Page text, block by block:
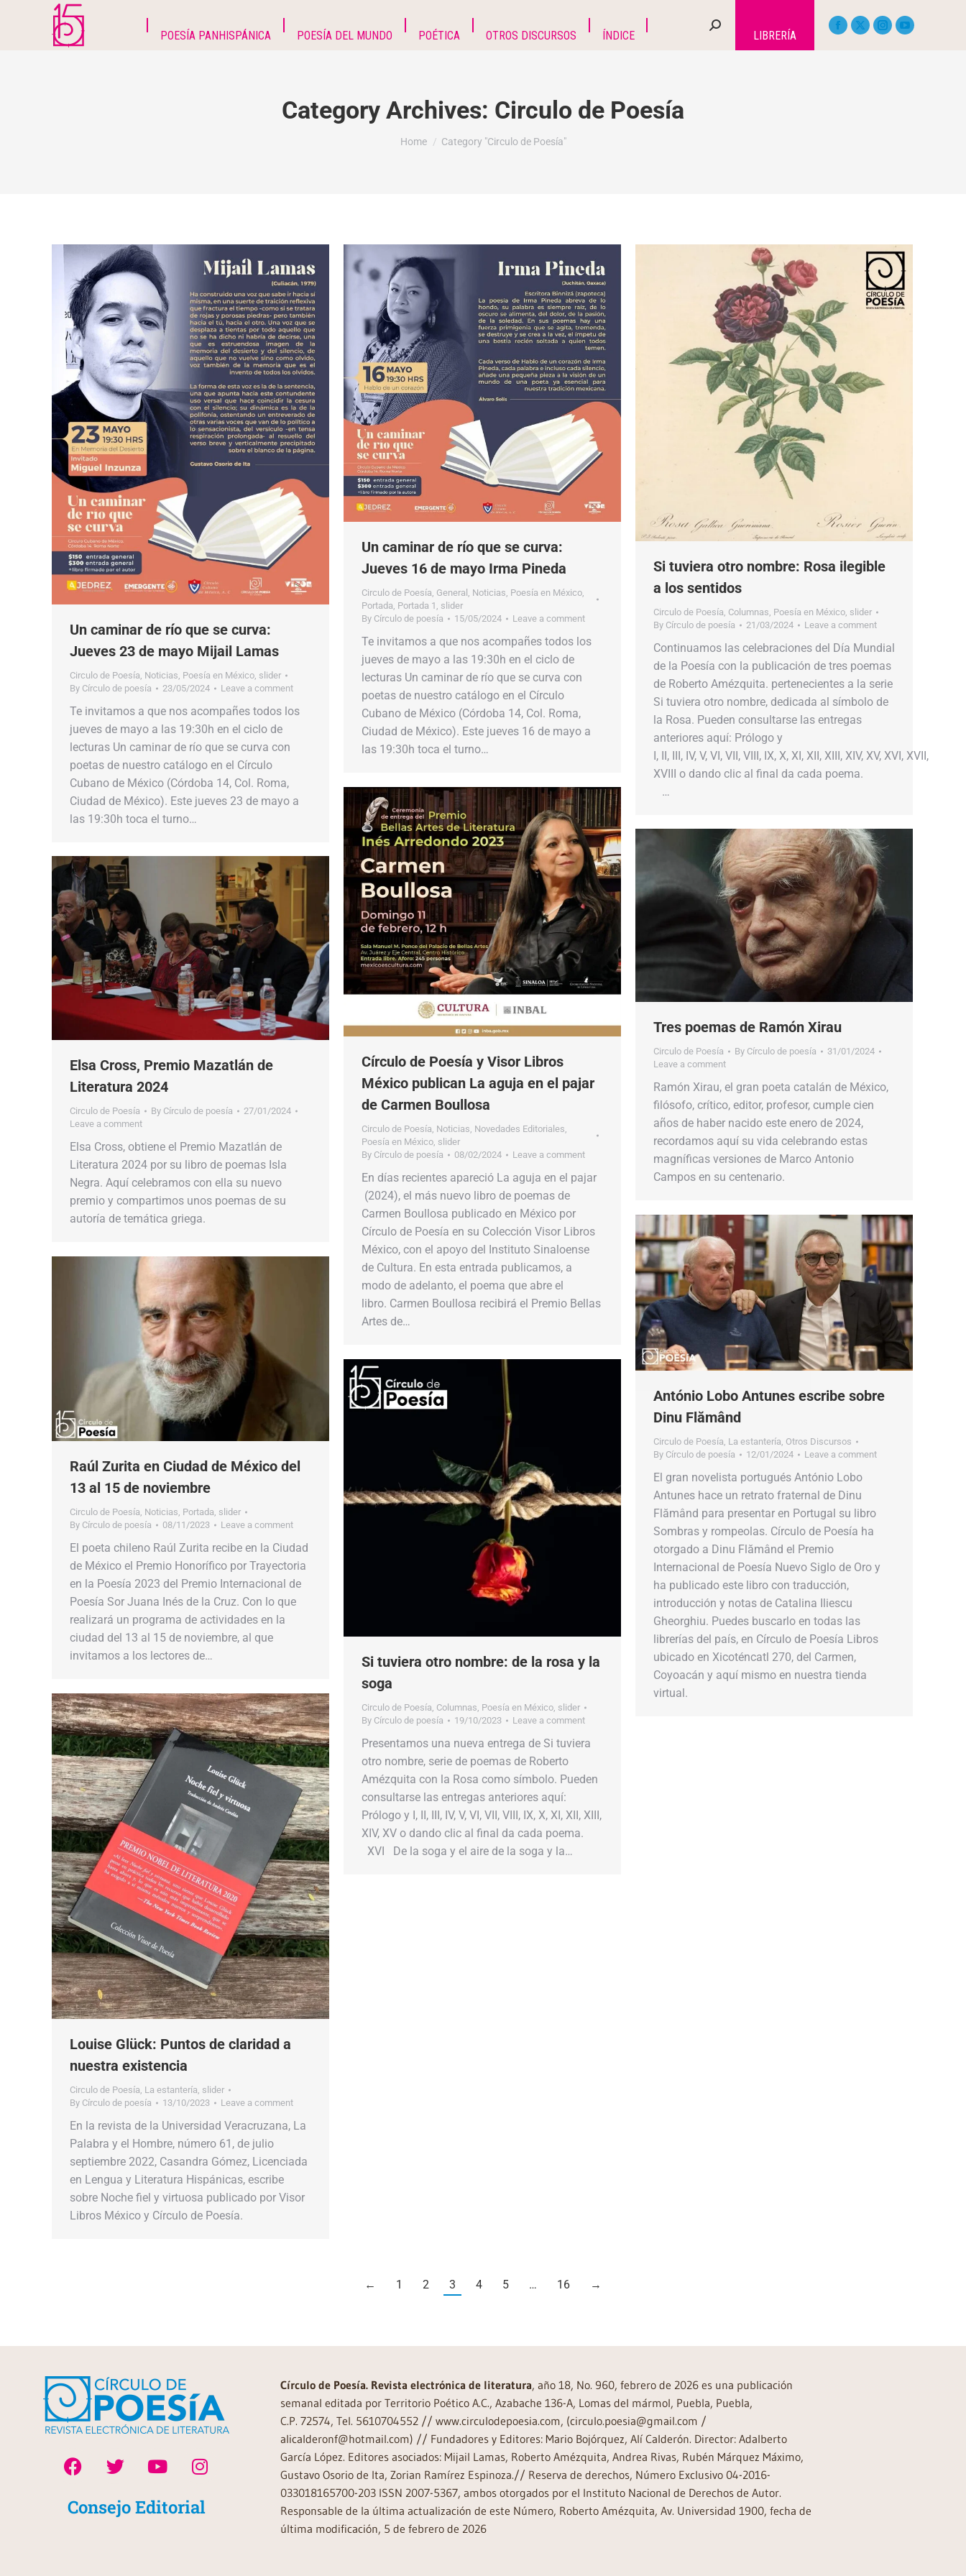
POESÍA PANHISPÁNICA POESÍA DEL MUNDO POÉTICA OTROS DISCURSOS ÍNDICE LIBRERÍA
Category Archives: Circulo de Poesía
You are here:
Home Category "Circulo de Poesía"
Un caminar de río que se curva:
Jueves 23 de mayo Mijail Lamas
Circulo de Poesía Noticias Poesía en México slider
By Círculo de poesía 23/05/2024 Leave a comment
Te invitamos a que nos acompañes todos los
jueves de mayo a las 19:30h en el ciclo de
lecturas Un caminar de río que se curva con
poetas de nuestro catálogo en el Círculo
Cubano de México (Córdoba 14, Col. Roma,
Ciudad de México). Este jueves 23 de mayo a
las 19:30h toca el turno…
Un caminar de río que se curva:
Jueves 16 de mayo Irma Pineda
Circulo de Poesía, General , Noticias, Poesía en México,
Portada, Portada 1 , slider
By Círculo de poesía 15/05/2024 Leave a comment
Te invitamos a que nos acompañes todos los
jueves de mayo a las 19:30h en el ciclo de
lecturas Un caminar de río que se curva con
poetas de nuestro catálogo en el Círculo
Cubano de México (Córdoba 14, Col. Roma,
Ciudad de México). Este jueves 16 de mayo a
las 19:30h toca el turno…
Si tuviera otro nombre: Rosa ilegible
a los sentidos
Circulo de Poesía Columnas Poesía en México slider
By Círculo de poesía 21/03/2024 Leave a comment
Continuamos las celebraciones del Día Mundial
de la Poesía con la publicación de tres poemas
de Roberto Amézquita. pertenecientes a la serie
Si tuviera otro nombre, dedicada al símbolo de
la Rosa. Pueden consultarse las entregas
anteriores aquí: Prólogo y
I, II, III, IV, V, VI, VII, VIII, IX, X, XI, XII, XIII, XIV, XV, XVI, XVII,
XVIII o dando clic al final da cada poema.
…
Círculo de Poesía y Visor Libros
México publican La aguja en el pajar
de Carmen Boullosa
Circulo de Poesía, Noticias, Novedades Editoriales,
Poesía en México, slider
By Círculo de poesía 08/02/2024 Leave a comment
En días recientes apareció​​ La aguja en el pajar​​
(2024),​​ el más nuevo libro de poemas de
Carmen Boullosa publicado en México por
Círculo de Poesía en su Colección Visor Libros
México,​​ con el apoyo del Instituto Sinaloense
de Cultura.​​ En esta entrada publicamos, a
modo de adelanto,​​ el poema que abre el
libro. Carmen Boullosa recibirá el Premio Bellas
Artes de…
Tres poemas de Ramón Xirau
Circulo de Poesía By Círculo de poesía
31/01/2024
Leave a comment
Ramón Xirau, el gran poeta catalán de México,
filósofo, crítico, editor, profesor, cumple cien
años de haber nacido este enero de 2024,
recordamos aquí su vida celebrando estas
magníficas versiones de Marco Antonio
Campos en su centenario.
Elsa Cross, Premio Mazatlán de
Literatura 2024
Circulo de Poesía By Círculo de poesía
27/01/2024
Leave a comment
Elsa Cross, obtiene el Premio Mazatlán de
Literatura 2024 por su libro de poemas Isla
Negra. Aquí celebramos con ella su nuevo
premio y compartimos unos poemas de su
autoría de temática griega.
António Lobo Antunes escribe sobre
Dinu Flămând
Circulo de Poesía, La estantería, Otros Discursos
By Círculo de poesía 12/01/2024 Leave a comment
El gran novelista portugués António Lobo
Antunes hace un retrato fraternal de Dinu
Flămând para presentar en Portugal su libro
Sombras y rompeolas. Círculo de Poesía ha
otorgado a Dinu Flămând el Premio
Internacional de Poesía Nuevo Siglo de Oro y
ha publicado este libro con traducción,
introducción y notas de Catalina Iliescu
Gheorghiu. Puedes buscarlo en todas las
librerías del país, en Círculo de Poesía Libros
ubicado en Xicoténcatl 270, del Carmen,
Coyoacán y aquí mismo en nuestra tienda
virtual.
Raúl Zurita en Ciudad de México del
13 al 15 de noviembre
Circulo de Poesía, Noticias, Portada, slider
By Círculo de poesía 08/11/2023 Leave a comment
El poeta chileno Raúl Zurita recibe en la Ciudad
de México el Premio Honorífico por Trayectoria
en la Poesía 2023 del Premio Internacional de
Poesía Sor Juana Inés de la Cruz. Con lo que
realizará un programa de actividades en la
ciudad del 13 al 15 de noviembre, al que
invitamos a los lectores de…
Si tuviera otro nombre: de la rosa y la
soga
Circulo de Poesía, Columnas, Poesía en México, slider
By Círculo de poesía 19/10/2023 Leave a comment
Presentamos una nueva entrega de Si tuviera
otro nombre, serie de poemas de Roberto
Amézquita con la Rosa como símbolo. Pueden
consultarse las entregas anteriores aquí:
Prólogo y I, II, III, IV, V, VI, VII, VIII, IX, X, XI, XII, XIII,
XIV, XV o dando clic al final da cada poema.
XVI De la soga y el aire de la soga y la…
Louise Glück: Puntos de claridad a
nuestra existencia
Circulo de Poesía La estantería slider
By Círculo de poesía 13/10/2023 Leave a comment
En la revista de la Universidad Veracruzana, La
Palabra y el Hombre, número 61, de julio
septiembre 2022, Casandra Gómez, Licenciada
en Lengua y Literatura Hispánicas, escribe
sobre Noche fiel y virtuosa publicado por Visor
Libros México y Círculo de Poesía.
← 1 2 3 4 5 … 16 →
Consejo Editorial
Círculo de Poesía. Revista electrónica de literatura, año 18, No. 960, febrero de 2026 es una publicación
semanal editada por Territorio Poético A.C., Azabache 136-A, Lomas del mármol, Puebla, Puebla,
C.P. 72574, Tel. 5610704552 // www.circulodepoesia.com, (circulo.poesia@gmail.com /
alicalderonf@hotmail.com) // Fundadores y Editores: Mario Bojórquez, Alí Calderón. Director: Adalberto
García López. Editores asociados: Mijail Lamas, Roberto Amézquita, Andrea Rivas, Rubén Márquez Máximo,
Gustavo Osorio de Ita, Zorian Ramírez Espinoza.// Reserva de derechos, Número Exclusivo 04-2016-
033018165700-203 ISSN 2007-5367, ambos otorgados por el Instituto Nacional de Derechos de Autor.
Responsable de la última actualización de este Número, Roberto Amézquita, Av. Universidad 1900, fecha de
última modificación, 5 de febrero de 2026